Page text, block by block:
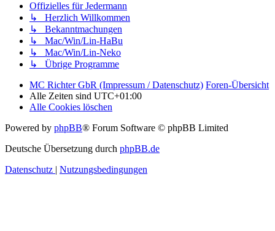
Offizielles für Jedermann
↳ Herzlich Willkommen
↳ Bekanntmachungen
↳ Mac/Win/Lin-HaBu
↳ Mac/Win/Lin-Neko
↳ Übrige Programme
MC Richter GbR (Impressum / Datenschutz) Foren-Übersicht
Alle Zeiten sind UTC+01:00
Alle Cookies löschen
Powered by phpBB® Forum Software © phpBB Limited
Deutsche Übersetzung durch phpBB.de
Datenschutz
Nutzungsbedingungen